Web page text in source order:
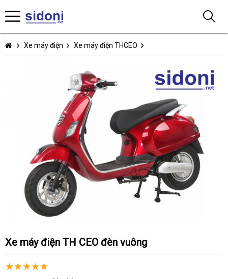
Xe máy điện Xe máy điện THCEO
Xe máy điện TH CEO đèn vuông